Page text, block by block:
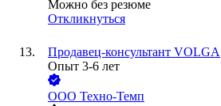
Можно без резюме
Откликнуться
Продавец-консультант VOLGA
Опыт 3-6 лет
ООО Техно-Темп